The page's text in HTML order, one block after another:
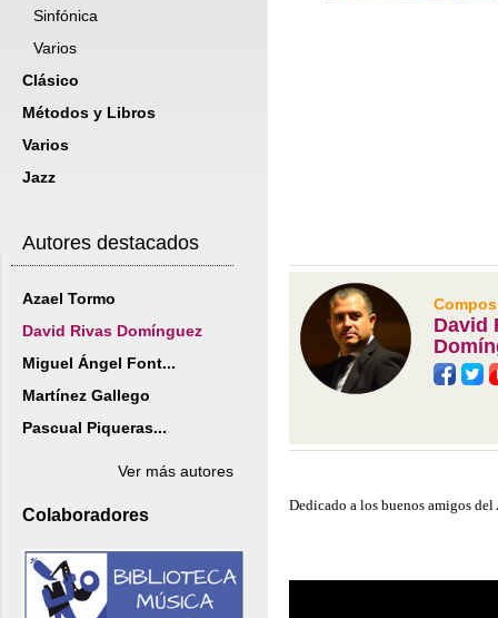
Sinfónica
Varios
Clásico
Métodos y Libros
Varios
Jazz
Autores destacados
Azael Tormo
David Rivas Domínguez
Miguel Ángel Font...
Martínez Gallego
Pascual Piqueras...
Ver más autores
Colaboradores
David
Dedicado a los buenos amigos